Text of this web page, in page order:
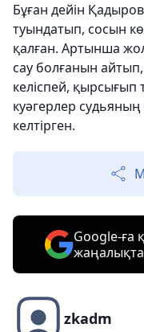
Бұған дейін
туындатып, сосын
қалған. Артынша
сау болғанын
келіспей, қырсығып
куәгерлер судьяның
келтірген.
Google-ға
zkadm